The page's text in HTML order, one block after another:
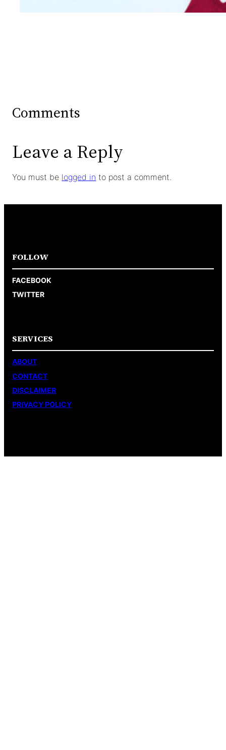
Comments
Leave a Reply
You must be logged in to post a comment.
FOLLOW
FACEBOOK
TWITTER
SERVICES
ABOUT
CONTACT
DISCLAIMER
PRIVACY POLICY